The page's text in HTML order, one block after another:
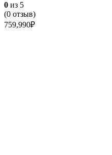
0 из 5
(0 отзыв)
759,990₽